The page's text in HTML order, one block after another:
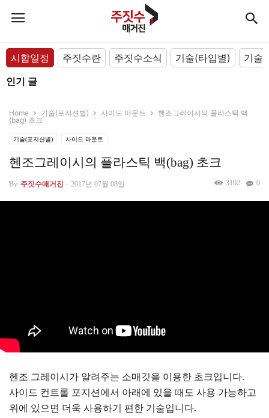
시합일정 주짓수란 주짓수소식 기술(타입별)
기술
인기 글
Home 기술(포지션별) 사이드 마운트
헨조그레이시의 플라스틱 백
(bag) 초크
기술(포지션별) 사이드 마운트
헨조그레이시의 플라스틱 백(bag) 초크
By 주짓수매거진 - 2017년 07월 08일 0
3102
헨조 그레이시가 알려주는 소매깃을 이용한 초크입니다.
사이드 컨트롤 포지션에서 아래에 있을 때도 사용 가능하고
위에 있으면 더욱 사용하기 편한 기술입니다.